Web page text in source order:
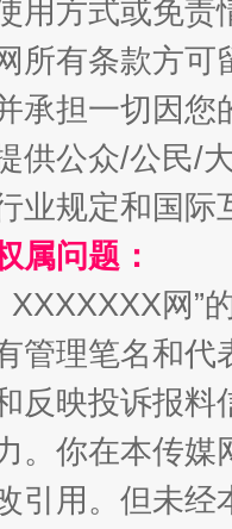
规模
用方式或免责
所有条款方
承担一切因
供公众/公民/
业规定和国
属问题：
XXXXXXX网”
管理笔名和
反映投诉报
。你在本传
引用。但未